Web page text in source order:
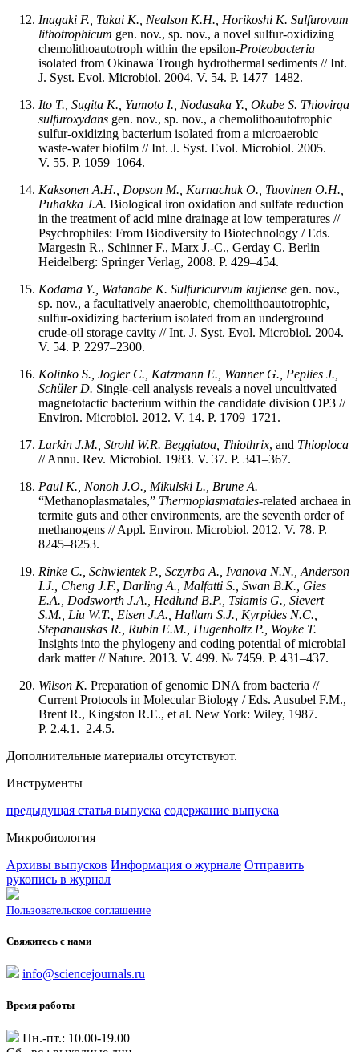
Inagaki F., Takai K., Nealson K.H., Horikoshi K. Sulfurovum
lithotrophicum gen. nov., sp. nov., a novel sulfur-oxidizing
chemolithoautotroph within the epsilon-Proteobacteria
isolated from Okinawa Trough hydrothermal sediments // Int.
J. Syst. Evol. Microbiol. 2004. V. 54. P. 1477–1482.
Ito T., Sugita K., Yumoto I., Nodasaka Y., Okabe S. Thiovirga
sulfuroxydans gen. nov., sp. nov., a chemolithoautotrophic
sulfur-oxidizing bacterium isolated from a microaerobic
waste-water biofilm // Int. J. Syst. Evol. Microbiol. 2005.
V. 55. P. 1059–1064.
Kaksonen A.H., Dopson M., Karnachuk O., Tuovinen O.H.,
Puhakka J.A. Biological iron oxidation and sulfate reduction
in the treatment of acid mine drainage at low temperatures //
Psychrophiles: From Biodiversity to Biotechnology / Eds.
Margesin R., Schinner F., Marx J.-C., Gerday C. Berlin‒
Heidelberg: Springer Verlag, 2008. P. 429–454.
Kodama Y., Watanabe K. Sulfuricurvum kujiense gen. nov.,
sp. nov., a facultatively anaerobic, chemolithoautotrophic,
sulfur-oxidizing bacterium isolated from an underground
crude-oil storage cavity // Int. J. Syst. Evol. Microbiol. 2004.
V. 54. P. 2297–2300.
Kolinko S., Jogler C., Katzmann E., Wanner G., Peplies J.,
Schüler D. Single-cell analysis reveals a novel uncultivated
magnetotactic bacterium within the candidate division OP3 //
Environ. Microbiol. 2012. V. 14. P. 1709–1721.
Larkin J.M., Strohl W.R. Beggiatoa, Thiothrix, and Thioploca
// Annu. Rev. Microbiol. 1983. V. 37. P. 341–367.
Paul K., Nonoh J.O., Mikulski L., Brune A.
“Methanoplasmatales,” Thermoplasmatales-related archaea in
termite guts and other environments, are the seventh order of
methanogens // Appl. Environ. Microbiol. 2012. V. 78. P.
8245–8253.
Rinke C., Schwientek P., Sczyrba A., Ivanova N.N., Anderson
I.J., Cheng J.F., Darling A., Malfatti S., Swan B.K., Gies
E.A., Dodsworth J.A., Hedlund B.P., Tsiamis G., Sievert
S.M., Liu W.T., Eisen J.A., Hallam S.J., Kyrpides N.C.,
Stepanauskas R., Rubin E.M., Hugenholtz P., Woyke T.
Insights into the phylogeny and coding potential of microbial
dark matter // Nature. 2013. V. 499. № 7459. P. 431–437.
Wilson K. Preparation of genomic DNA from bacteria //
Current Protocols in Molecular Biology / Eds. Ausubel F.M.,
Brent R., Kingston R.E., et al. New York: Wiley, 1987.
P. 2.4.1.–2.4.5.
Дополнительные материалы отсутствуют.
Инструменты
предыдущая статья выпуска содержание выпуска
Микробиология
Архивы выпусков Информация о журнале Отправить
рукопись в журнал
Пользовательское соглашение
Свяжитесь с нами
info@sciencejournals.ru
Время работы
Пн.-пт.: 10.00-19.00